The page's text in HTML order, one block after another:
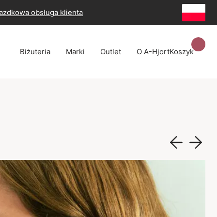
obsługa klienta
Biżuteria Marki Outlet O A-HjortKoszyk